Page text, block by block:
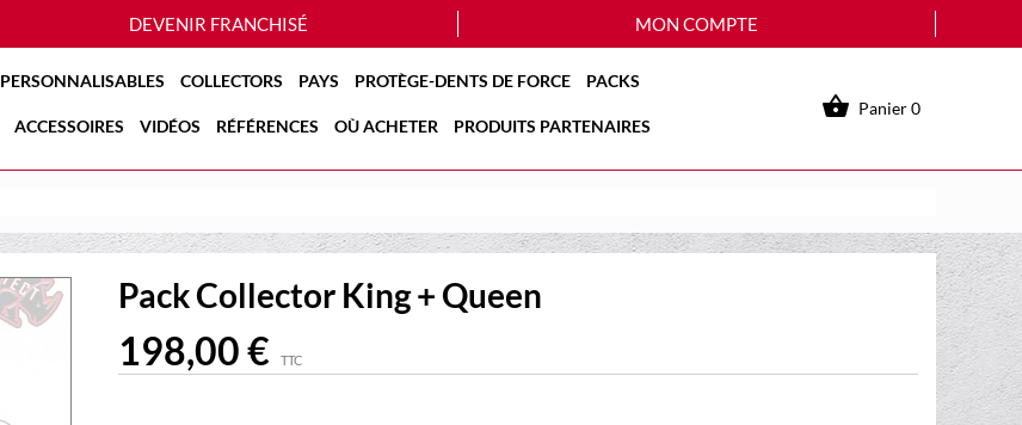
DEVENIR FRANCHISÉ MON COMPTE
PERSONNALISABLES COLLECTORS PAYS PROTÈGE-DENTS DE FORCE PACKS
ACCESSOIRES VIDÉOS RÉFÉRENCES OÙ ACHETER PRODUITS PARTENAIRES
 Panier0
Pack Collector King + Queen
198,00 € TTC